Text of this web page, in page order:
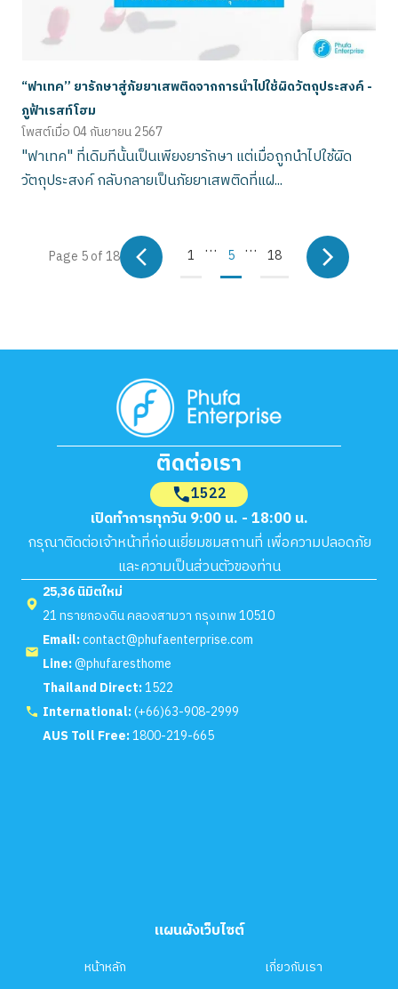
“ฟาเทค” ยารักษาสู่ภัยยาเสพติดจากการนำไปใช้ผิดวัตถุประสงค์ -
ภูฟ้าเรสท์โฮม
โพสต์เมื่อ04 กันยายน 2567
"ฟาเทค" ที่เดิมทีนั้นเป็นเพียงยารักษา แต่เมื่อถูกนำไปใช้ผิด
วัตถุประสงค์ กลับกลายเป็นภัยยาเสพติดที่แฝ...
Page 5of18 1 … 5 … 18
ติดต่อเรา
1522
เปิดทำการทุกวัน 9:00 น. - 18:00 น.
กรุณาติดต่อเจ้าหน้าที่ก่อนเยี่ยมชมสถานที่ เพื่อความปลอดภัย
และความเป็นส่วนตัวของท่าน
25,36 นิมิตใหม่
21 ทรายกองดิน คลองสามวา กรุงเทพ 10510
Email:contact@phufaenterprise.com
Line:@phufaresthome
Thailand Direct:1522
International:(+66)63-908-2999
AUS Toll Free:1800-219-665
แผนผังเว็บไซต์
หน้าหลัก เกี่ยวกับเรา